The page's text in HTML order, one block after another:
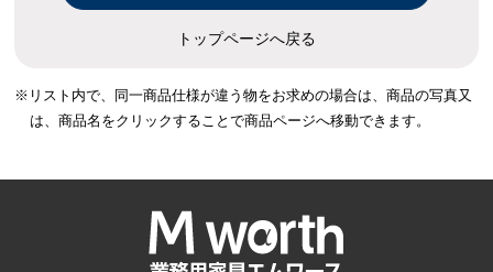
トップページへ戻る
※リスト内で、同一商品仕様が違う物をお求めの場合は、商品の写真又
は、商品名をクリックすることで商品ページへ移動できます。